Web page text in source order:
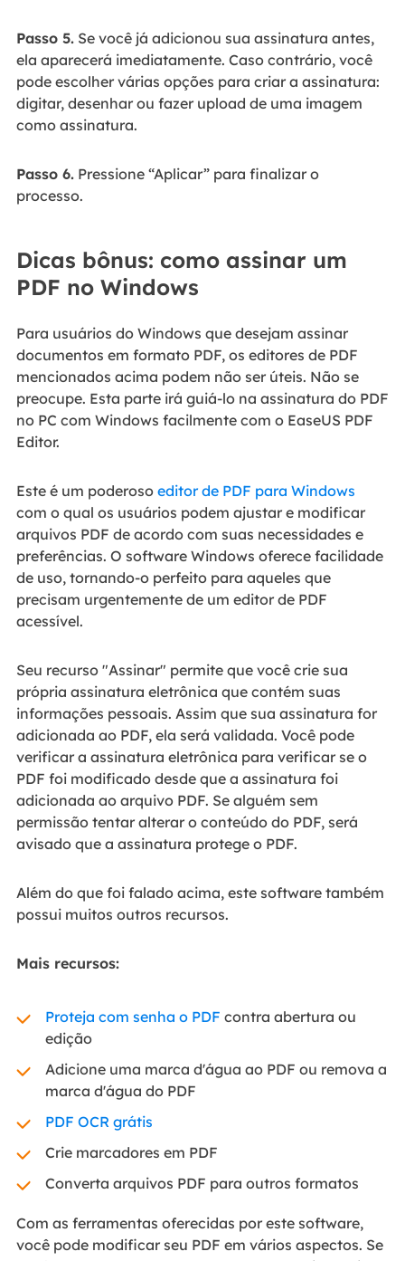
Passo 5.Se você já adicionou sua assinatura antes,
ela aparecerá imediatamente. Caso contrário, você
pode escolher várias opções para criar a assinatura:
digitar, desenhar ou fazer upload de uma imagem
como assinatura.
Passo 6.Pressione “Aplicar” para finalizar o
processo.
Dicas bônus: como assinar um
PDF no Windows
Para usuários do Windows que desejam assinar
documentos em formato PDF, os editores de PDF
mencionados acima podem não ser úteis. Não se
preocupe. Esta parte irá guiá-lo na assinatura do PDF
no PC com Windows facilmente com o EaseUS PDF
Editor.
Este é um poderoso editor de PDF para Windows
com o qual os usuários podem ajustar e modificar
arquivos PDF de acordo com suas necessidades e
preferências. O software Windows oferece facilidade
de uso, tornando-o perfeito para aqueles que
precisam urgentemente de um editor de PDF
acessível.
Seu recurso "Assinar" permite que você crie sua
própria assinatura eletrônica que contém suas
informações pessoais. Assim que sua assinatura for
adicionada ao PDF, ela será validada. Você pode
verificar a assinatura eletrônica para verificar se o
PDF foi modificado desde que a assinatura foi
adicionada ao arquivo PDF. Se alguém sem
permissão tentar alterar o conteúdo do PDF, será
avisado que a assinatura protege o PDF.
Além do que foi falado acima, este software também
possui muitos outros recursos.
Mais recursos:
Proteja com senha o PDF contra abertura ou
edição
Adicione uma marca d'água ao PDF ou remova a
marca d'água do PDF
PDF OCR grátis
Crie marcadores em PDF
Converta arquivos PDF para outros formatos
Com as ferramentas oferecidas por este software,
você pode modificar seu PDF em vários aspectos. Se